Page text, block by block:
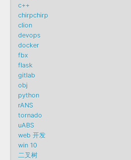
c++
chirpchirp
clion
devops
docker
fbx
flask
gitlab
obj
python
rANS
tornado
uABS
web 开发
win 10
二叉树